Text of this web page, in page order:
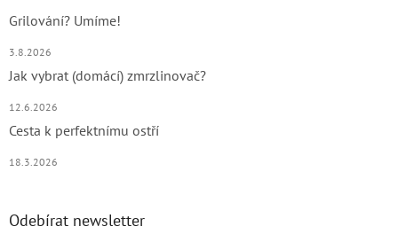
Grilování? Umíme!
3.8.2026
Jak vybrat (domácí) zmrzlinovač?
12.6.2026
Cesta k perfektnímu ostří
18.3.2026
Odebírat newsletter